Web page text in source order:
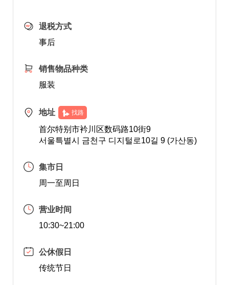
退税方式
事后
销售物品种类
服装
地址 找路
首尔特别市衿川区数码路10街9
서울특별시 금천구 디지털로10길 9 (가산동)
集市日
周一至周日
营业时间
10:30~21:00
公休假日
传统节日